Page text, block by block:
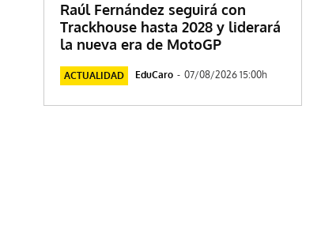
Raúl Fernández seguirá con
Trackhouse hasta 2028 y liderará
la nueva era de MotoGP
ACTUALIDAD EduCaro - 07/08/2026 15:00h